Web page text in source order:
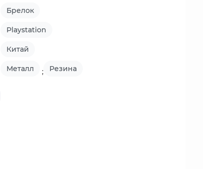
Брелок
Playstation
Китай
Металл ; Резина